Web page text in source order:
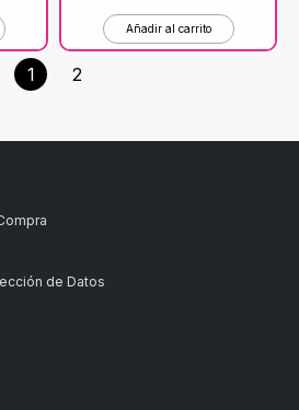
Añadir al carrito
1 2
de Datos